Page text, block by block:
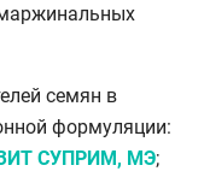
семян в
формуляции:
СУПРИМ, МЭ;